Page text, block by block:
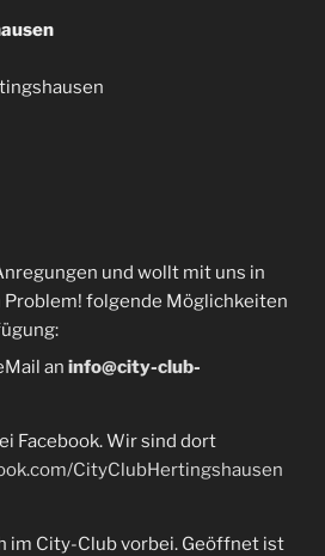
und wollt mit uns in
folgende Möglichkeiten
an info@city-club-
Facebook. Wir sind dort
CityClubHertingshausen
im City-Club vorbei. Geöffnet ist